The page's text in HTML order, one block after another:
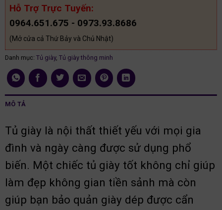
Hỗ Trợ Trực Tuyến:
0964.651.675 - 0973.93.8686
(Mở cửa cả Thứ Bảy và Chủ Nhật)
Danh mục: Tủ giày, Tủ giày thông minh
MÔ TẢ
Tủ giày là nội thất thiết yếu với mọi gia
đình và ngày càng được sử dụng phổ
biến. Một chiếc tủ giày tốt không chỉ giúp
làm đẹp không gian tiền sảnh mà còn
giúp bạn bảo quản giày dép được cẩn